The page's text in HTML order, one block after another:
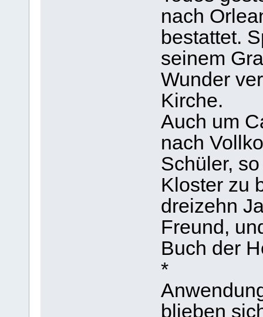
nach
bestattet.
seinem
Wunder
Kirche.
Auch um
nach
Schüler,
Kloster zu
dreizehn
Freund,
Buch der
*
blieben